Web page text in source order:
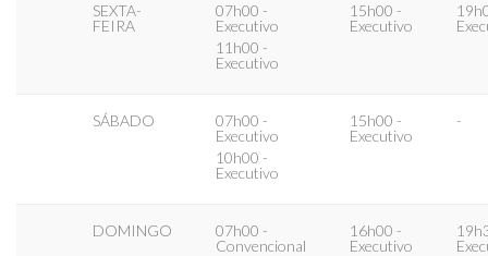
SEXTA-
FEIRA
07h00 -
Executivo
11h00 -
Executivo
15h00 -
Executivo
SÁBADO
07h00 -
Executivo
10h00 -
Executivo
15h00 -
Executivo
-
DOMINGO
07h00 -
Convencional
16h00 -
Executivo